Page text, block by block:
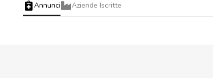
Annunci Aziende Iscritte